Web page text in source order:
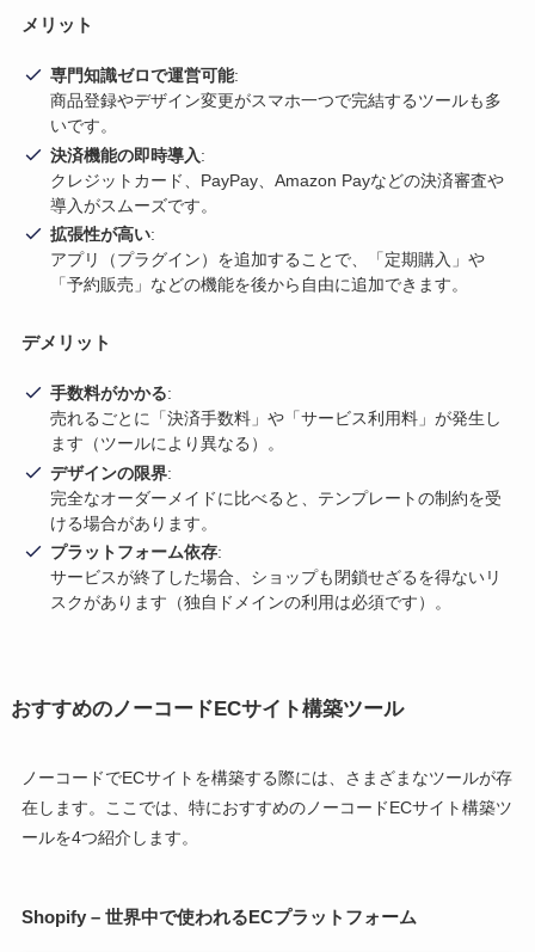
メリット
専門知識ゼロで運営可能:
商品登録やデザイン変更がスマホ一つで完結するツールも多
いです。
決済機能の即時導入:
クレジットカード、PayPay、Amazon Payなどの決済審査や
導入がスムーズです。
拡張性が高い:
アプリ（プラグイン）を追加することで、「定期購入」や
「予約販売」などの機能を後から自由に追加できます。
デメリット
手数料がかかる:
売れるごとに「決済手数料」や「サービス利用料」が発生し
ます（ツールにより異なる）。
デザインの限界:
完全なオーダーメイドに比べると、テンプレートの制約を受
ける場合があります。
プラットフォーム依存:
サービスが終了した場合、ショップも閉鎖せざるを得ないリ
スクがあります（独自ドメインの利用は必須です）。
おすすめのノーコードECサイト構築ツール
ノーコードでECサイトを構築する際には、さまざまなツールが存
在します。ここでは、特におすすめのノーコードECサイト構築ツ
ールを4つ紹介します。
Shopify – 世界中で使われるECプラットフォーム